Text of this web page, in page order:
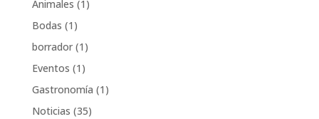
Animales (1)
Bodas (1)
borrador(1)
Eventos (1)
Gastronomía (1)
Noticias (35)